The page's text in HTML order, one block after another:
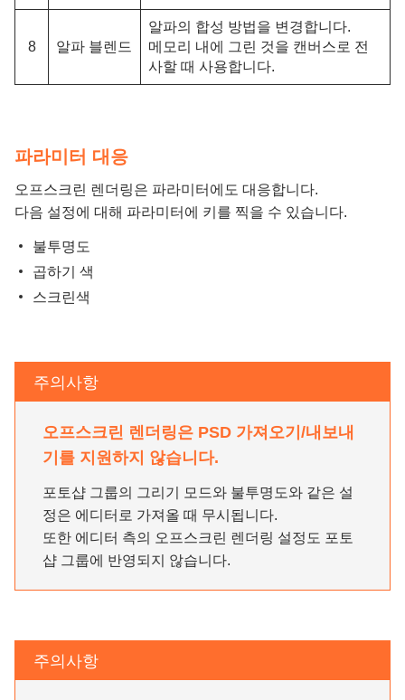
8 알파 블렌드
알파의 합성 방법을 변경합니다.
메모리 내에 그린 것을 캔버스로 전
사할 때 사용합니다.
파라미터 대응
오프스크린 렌더링은 파라미터에도 대응합니다.
다음 설정에 대해 파라미터에 키를 찍을 수 있습니다.
불투명도
곱하기 색
스크린색
주의사항
오프스크린 렌더링은 PSD 가져오기/내보내
기를 지원하지 않습니다.
포토샵 그룹의 그리기 모드와 불투명도와 같은 설
정은 에디터로 가져올 때 무시됩니다.
또한 에디터 측의 오프스크린 렌더링 설정도 포토
샵 그룹에 반영되지 않습니다.
주의사항